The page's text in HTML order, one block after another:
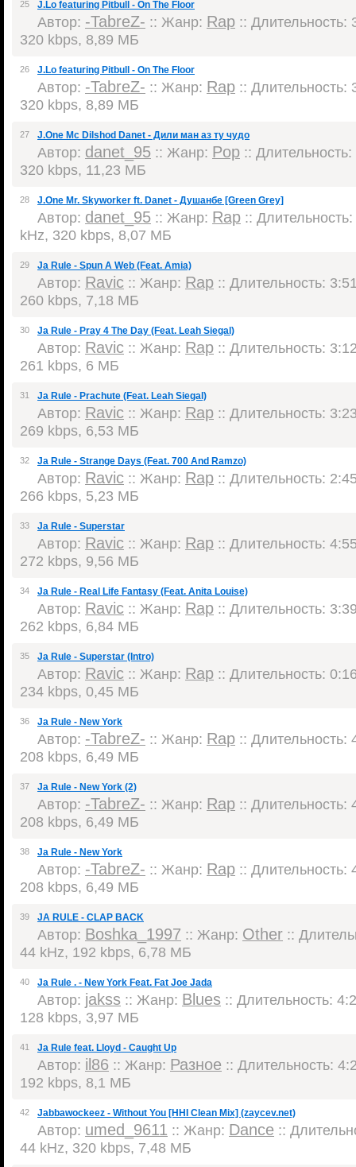
25 J.Lo featuring Pitbull - On The Floor
Автор: -TabreZ- :: Жанр: Rap :: Длительность:
320 kbps, 8,89 МБ
26 J.Lo featuring Pitbull - On The Floor
Автор: -TabreZ- :: Жанр: Rap :: Длительность:
320 kbps, 8,89 МБ
27 J.One Mc Dilshod Danet - Дили ман аз ту чудо
Автор: danet_95 :: Жанр: Pop ::
320 kbps, 11,23 МБ
28 J.One Mr. Skyworker ft. Danet - Душанбе [Green Grey]
Автор: danet_95 :: Жанр: Rap ::
kHz, 320 kbps, 8,07 МБ
29 Ja Rule - Spun A Web (Feat. Amia)
Автор: Ravic :: Жанр: Rap :: Длительность:
260 kbps, 7,18 МБ
30 Ja Rule - Pray 4 The Day (Feat. Leah Siegal)
Автор: Ravic :: Жанр: Rap :: Длительность:
261 kbps, 6 МБ
31 Ja Rule - Prachute (Feat. Leah Siegal)
Автор: Ravic :: Жанр: Rap :: Длительность:
269 kbps, 6,53 МБ
32 Ja Rule - Strange Days (Feat. 700 And Ramzo)
Автор: Ravic :: Жанр: Rap :: Длительность:
266 kbps, 5,23 МБ
33 Ja Rule - Superstar
Автор: Ravic :: Жанр: Rap :: Длительность:
272 kbps, 9,56 МБ
34 Ja Rule - Real Life Fantasy (Feat. Anita Louise)
Автор: Ravic :: Жанр: Rap :: Длительность:
262 kbps, 6,84 МБ
35 Ja Rule - Superstar (Intro)
Автор: Ravic :: Жанр: Rap :: Длительность:
234 kbps, 0,45 МБ
36 Ja Rule - New York
Автор: -TabreZ- :: Жанр: Rap :: Длительность:
208 kbps, 6,49 МБ
37 Ja Rule - New York (2)
Автор: -TabreZ- :: Жанр: Rap :: Длительность:
208 kbps, 6,49 МБ
38 Ja Rule - New York
Автор: -TabreZ- :: Жанр: Rap :: Длительность:
208 kbps, 6,49 МБ
39 JA RULE - CLAP BACK
Автор: Boshka_1997 :: Жанр: Other ::
44 kHz, 192 kbps, 6,78 МБ
40 Ja Rule . - New York Feat. Fat Joe Jada
Автор: jakss :: Жанр: Blues :: Длительность:
128 kbps, 3,97 МБ
41 Ja Rule feat. Lloyd - Caught Up
Автор: il86 :: Жанр: Разное :: Длительность:
192 kbps, 8,1 МБ
42 Jabbawockeez - Without You [HHI Clean Mix] (zaycev.net)
Автор: umed_9611 :: Жанр: Dance ::
44 kHz, 320 kbps, 7,48 МБ